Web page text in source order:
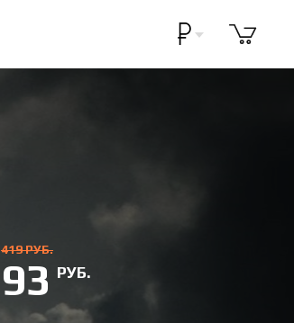
419 РУБ.
93РУБ.